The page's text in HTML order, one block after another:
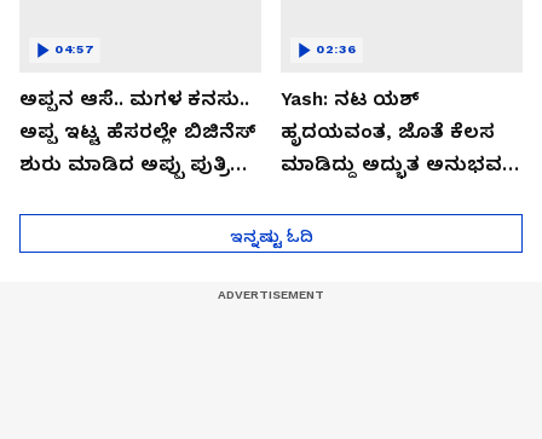
ಅಪ್ಪನ ಆಸೆ.. ಮಗಳ ಕನಸು..
ಅಪ್ಪ ಇಟ್ಟ ಹೆಸರಲ್ಲೇ ಬಿಜಿನೆಸ್​
ಶುರು ಮಾಡಿದ ಅಪ್ಪು ಪುತ್ರಿ
04:57
Yash: ನಟ ಯಶ್​
ಹೃದಯವಂತ, ಜೊತೆ ಕೆಲಸ
ಮಾಡಿದ್ದು ಅದ್ಭುತ ಅನುಭವ:
02:36
ಇನ್ನಷ್ಟು ಓದಿ